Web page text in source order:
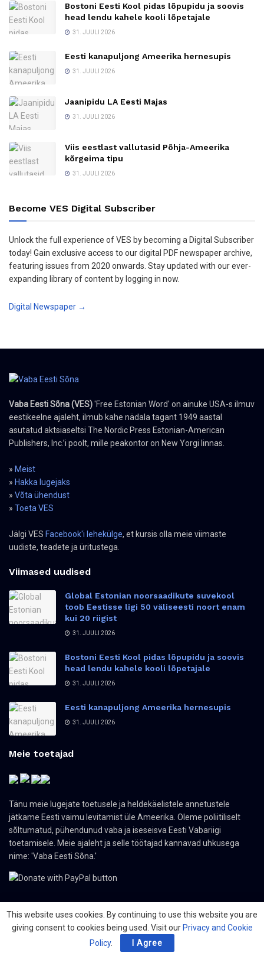
Bostoni Eesti Kool pidas lõpupidu ja soovis
head lendu kahele kooli lõpetajale
31. JUULI 2026
Eesti kanapuljong Ameerika hernesupis
31. JUULI 2026
Jaanipidu LA Eesti Majas
31. JUULI 2026
Viis eestlast vallutasid Põhja-Ameerika
kõrgeima tipu
31. JUULI 2026
Become VES Digital Subscriber
Unlock the full experience of VES by becoming a Digital Subscriber
today! Gain exclusive access to our digital PDF newspaper archive,
featuring issues from 2020 onwards. Stay updated with our ever-
expanding library of content by logging in now.
Digital Newspaper →
Vaba Eesti Sõna (VES)'Free Estonian Word' on ainuke USA-s ilmuv
eestikeelne ajaleht, ilmub kahe nädala tagant 1949 aastal
asutatud aktsiaseltsi The Nordic Press Estonian-American
Publishers, Inc.’i poolt, mille peakontor on New Yorgi linnas.
» Meist
» Hakka lugejaks
» Võta ühendust
» Toeta VES
Jälgi VES Facebook'i lehekülge, et kursis olla meie viimaste
uudiste, teadete ja üritustega.
Viimased uudised
Global Estonian noorsaadikute suvekool
toob Eestisse ligi 50 väliseesti noort enam
kui 20 riigist
31. JUULI 2026
Bostoni Eesti Kool pidas lõpupidu ja soovis
head lendu kahele kooli lõpetajale
31. JUULI 2026
Eesti kanapuljong Ameerika hernesupis
31. JUULI 2026
Meie toetajad
Tänu meie lugejate toetusele ja heldekäelistele annetustele
jätkame Eesti vaimu levitamist üle Ameerika. Oleme poliitiliselt
sõltumatud, pühendunud vaba ja iseseisva Eesti Vabariigi
toetamisele. Meie ajaleht ja selle töötajad kannavad uhkusega
nime: 'Vaba Eesti Sõna.'
© 2024 The Nordic Press Estonian-American Publishers, Inc. All Rights
This website uses cookies. By continuing to use this website you are
giving consent to cookies being used. Visit our Privacy and Cookie
Policy. I Agree